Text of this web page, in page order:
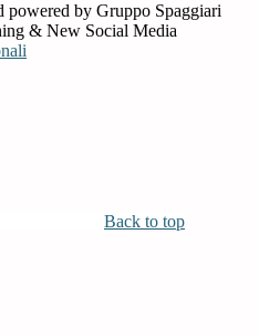
powered by Gruppo Spaggiari
& New Social Media
Back to top